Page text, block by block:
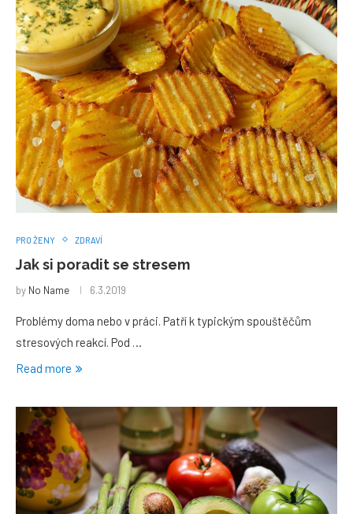
PRO ŽENY ZDRAVÍ
Jak si poradit se stresem
by No Name 6.3.2019
Problémy doma nebo v práci. Patří k typickým spouštěčům
stresových reakcí. Pod …
Read more